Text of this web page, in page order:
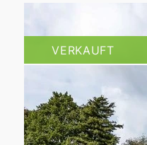
VERKAUFT